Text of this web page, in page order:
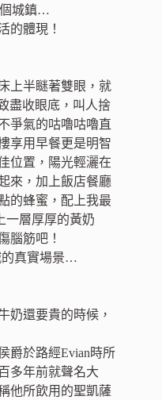
個城鎮…
的體現！
上半瞇著雙眼，就
盡收眼底，叫人捨
爭氣的咕嚕咕嚕直
享用早餐更是明智
位置，陽光輕灑在
來，加上飯店餐廳
的蜂蜜，配上我最
一層厚厚的黃奶
腦筋吧！
的真實場景…
奶還要貴的時候，
爵於路經Evian時所
多年前就聲名大
他所飲用的聖凱薩